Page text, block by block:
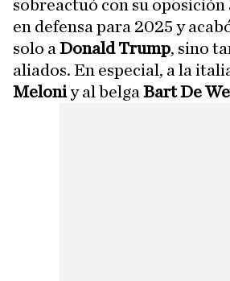
sobreactuó con su oposición
en defensa para 2025 y
solo a Donald Trump, sino
aliados. En especial, a la
Meloniy al belga Bart De